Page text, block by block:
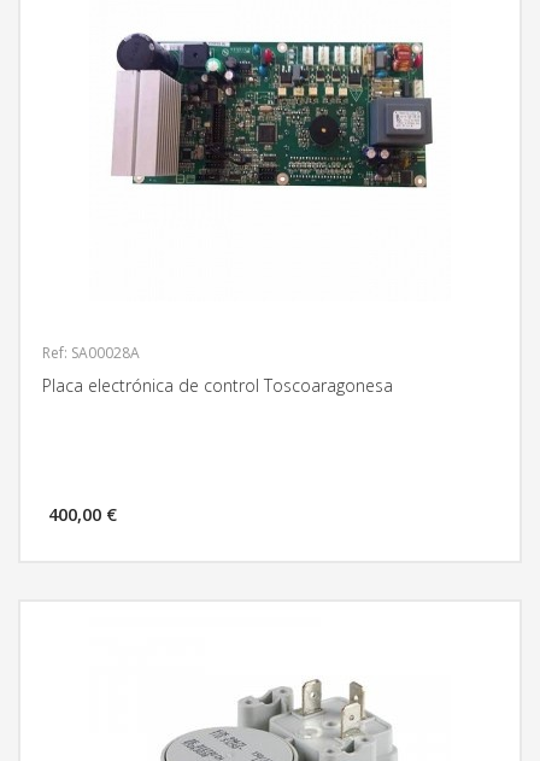
Ref: SA00028A
Placa electrónica de control Toscoaragonesa
400,00 €